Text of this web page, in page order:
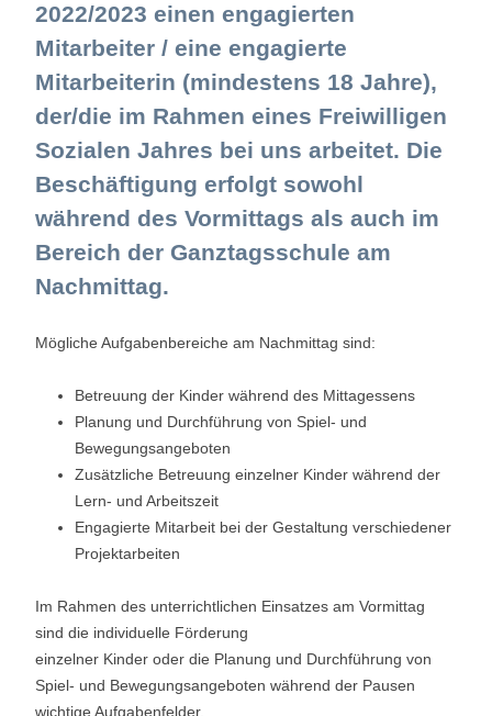
2022/2023 einen engagierten
Mitarbeiter / eine engagierte
Mitarbeiterin (mindestens 18 Jahre),
der/die im Rahmen eines Freiwilligen
Sozialen Jahres bei uns arbeitet. Die
Beschäftigung erfolgt sowohl
während des Vormittags als auch im
Bereich der Ganztagsschule am
Nachmittag.
Mögliche Aufgabenbereiche am Nachmittag sind:
Betreuung der Kinder während des Mittagessens
Planung und Durchführung von Spiel- und
Bewegungsangeboten
Zusätzliche Betreuung einzelner Kinder während der
Lern- und Arbeitszeit
Engagierte Mitarbeit bei der Gestaltung verschiedener
Projektarbeiten
Im Rahmen des unterrichtlichen Einsatzes am Vormittag
sind die individuelle Förderung
einzelner Kinder oder die Planung und Durchführung von
Spiel- und Bewegungsangeboten während der Pausen
wichtige Aufgabenfelder.